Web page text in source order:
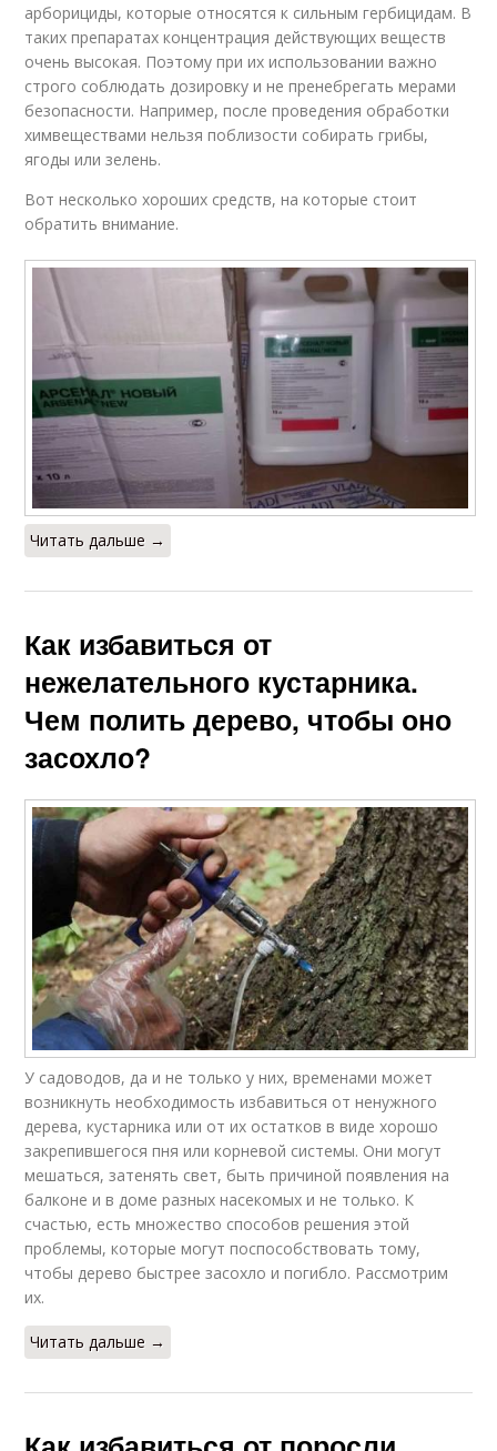
арборициды, которые относятся к сильным гербицидам. В
таких препаратах концентрация действующих веществ
очень высокая. Поэтому при их использовании важно
строго соблюдать дозировку и не пренебрегать мерами
безопасности. Например, после проведения обработки
химвеществами нельзя поблизости собирать грибы,
ягоды или зелень.
Вот несколько хороших средств, на которые стоит
обратить внимание.
Читать дальше →
Как избавиться от
нежелательного кустарника.
Чем полить дерево, чтобы оно
засохло?
У садоводов, да и не только у них, временами может
возникнуть необходимость избавиться от ненужного
дерева, кустарника или от их остатков в виде хорошо
закрепившегося пня или корневой системы. Они могут
мешаться, затенять свет, быть причиной появления на
балконе и в доме разных насекомых и не только. К
счастью, есть множество способов решения этой
проблемы, которые могут поспособствовать тому,
чтобы дерево быстрее засохло и погибло. Рассмотрим
их.
Читать дальше →